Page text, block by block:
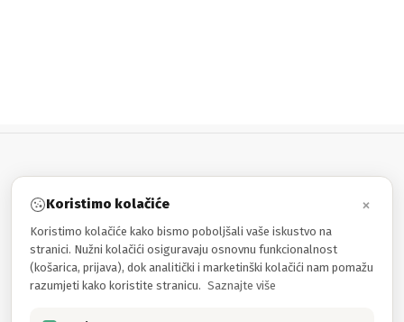
Koristimo kolačiće ×
Koristimo kolačiće kako bismo poboljšali vaše iskustvo na
stranici. Nužni kolačići osiguravaju osnovnu funkcionalnost
(košarica, prijava), dok analitički i marketinški kolačići nam pomažu
razumjeti kako koristite stranicu. Saznajte više
INFORMACIJE
MOJ RAČUN